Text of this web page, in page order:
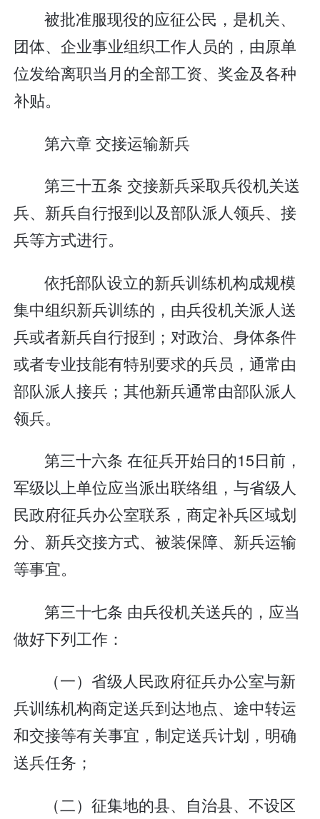
被批准服现役的应征公民，是机关、
团体、企业事业组织工作人员的，由原单
位发给离职当月的全部工资、奖金及各种
补贴。
第六章 交接运输新兵
第三十五条 交接新兵采取兵役机关送
兵、新兵自行报到以及部队派人领兵、接
兵等方式进行。
依托部队设立的新兵训练机构成规模
集中组织新兵训练的，由兵役机关派人送
兵或者新兵自行报到；对政治、身体条件
或者专业技能有特别要求的兵员，通常由
部队派人接兵；其他新兵通常由部队派人
领兵。
第三十六条 在征兵开始日的15日前，
军级以上单位应当派出联络组，与省级人
民政府征兵办公室联系，商定补兵区域划
分、新兵交接方式、被装保障、新兵运输
等事宜。
第三十七条 由兵役机关送兵的，应当
做好下列工作：
（一）省级人民政府征兵办公室与新
兵训练机构商定送兵到达地点、途中转运
和交接等有关事宜，制定送兵计划，明确
送兵任务；
（二）征集地的县、自治县、不设区